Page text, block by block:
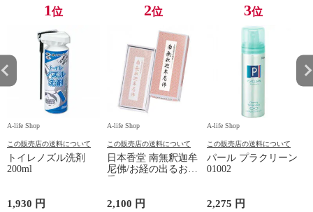
1位
A-life Shop
この販売店の送料について
トイレノズル洗剤
200ml
1,930 円
2位
A-life Shop
この販売店の送料について
日本香堂 南無釈迦牟
尼佛/お経の出るお線
2,100 円
3位
A-life Shop
この販売店の送料について
パール プラクリーン
01002
2,275 円